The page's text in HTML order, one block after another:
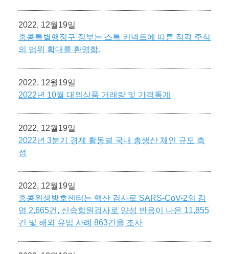
2022, 12월19일
홍콩특별행정구 정부는 스톡 커넥트에 따른 적격 주식
의 범위 확대를 환영함.
2022, 12월19일
2022년 10월 대외상품 거래량 및 가격통계
2022, 12월19일
2022년 3분기 경제 활동별 국내 총생산 체인 규모 측
정
2022, 12월19일
홍콩위생방호센터는 핵산 검사로 SARS-CoV-2의 감
염 2,665건, 신속항원검사로 양성 반응이 나온 11,855
건 및 해외 유입 사례 863건을 조사